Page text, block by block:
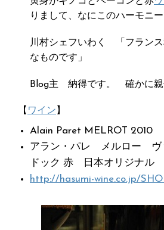
りまして、なにこのハーモニー
川村シェフいわく 「フラン
なものです」
Blog主 納得です。 確かに親
【 ワイン 】
Alain Paret MELROT 2010
アラン・パレ メルロー ヴ
ドック 赤 日本オリジナル
http://hasumi-wine.co.jp/